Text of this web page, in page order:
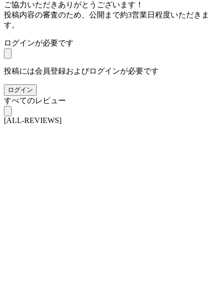
ご協力いただきありがとうございます！
投稿内容の審査のため、公開まで約3営業日程度いただきま
す。
ログインが必要です
投稿には会員登録およびログインが必要です
ログイン
すべてのレビュー
[ALL-REVIEWS]